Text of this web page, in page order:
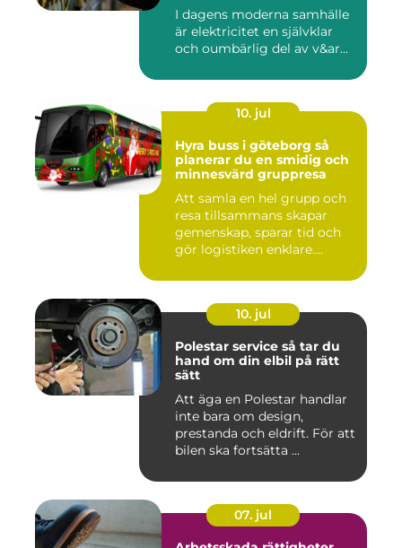
I dagens moderna samhälle
är elektricitet en självklar
och oumbärlig del av v&ar...
10. jul
Hyra buss i göteborg så
planerar du en smidig och
minnesvärd gruppresa
Att samla en hel grupp och
resa tillsammans skapar
gemenskap, sparar tid och
gör logistiken enklare....
10. jul
Polestar service så tar du
hand om din elbil på rätt
sätt
Att äga en Polestar handlar
inte bara om design,
prestanda och eldrift. För att
bilen ska fortsätta ...
07. jul